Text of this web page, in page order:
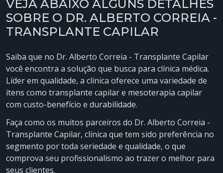
VEJA ABAIXO ALGUNS DETALHES
SOBRE O DR. ALBERTO CORREIA -
TRANSPLANTE CAPILAR
Saiba que no Dr. Alberto Correia - Transplante Capilar
você encontra a solução que busca para clínica médica.
Líder em qualidade, a clínica oferece uma variedade de
itens como transplante capilar e mesoterapia capilar
com custo-benefício e durabilidade.
Faça como os muitos parceiros do Dr. Alberto Correia -
Transplante Capilar, clínica que tem sido preferência no
segmento por toda seriedade e qualidade, o que
comprova seu profissionalismo ao trazer o melhor para
seus clientes.